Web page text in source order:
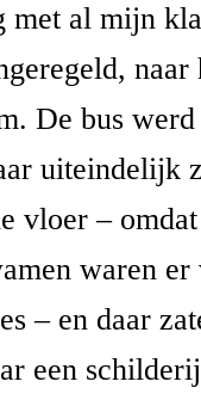
al mijn
naar
De bus
uiteindelijk
vloer –
waren er
– en daar
een